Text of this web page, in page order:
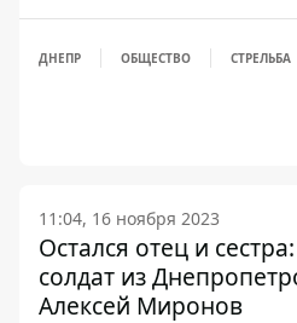
ДНЕПР ОБЩЕСТВО СТРЕЛЬБА
11:04, 16 ноября 2023
Остался отец и
солдат из
Алексей Миронов